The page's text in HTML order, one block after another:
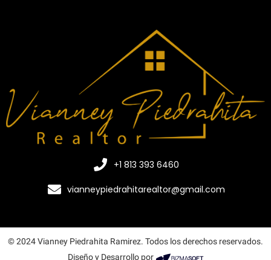
+1 813 393 6460
vianneypiedrahitarealtor@gmail.com
© 2024 Vianney Piedrahita Ramirez. Todos los derechos reservados.
Diseño y Desarrollo por